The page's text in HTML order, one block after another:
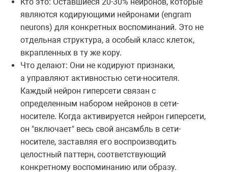
Кто это: Оставшиеся 20-30% нейронов, которые
являются кодирующими нейронами (engram
neurons) для конкретных воспоминаний. Это не
отдельная структура, а особый класс клеток,
вкрапленных в ту же кору.
Что делают: Они не кодируют признаки,
а управляют активностью сети-носителя.
Каждый нейрон гиперсети связан с
определенным набором нейронов в сети-
носителе. Когда активируется нейрон гиперсети,
он "включает" весь свой ансамбль в сети-
носителе, заставляя его воспроизводить
целостный паттерн, соответствующий
конкретному воспоминанию или образу.